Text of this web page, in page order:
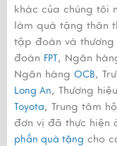
khác của chúng tôi
làm quà tặng thân
tập đoàn và thương
đoàn FPT, Ngân
Ngân hàng OCB,
Long An, Thương
Toyota, Trung tâm
đơn vị đã thực hiện
phần quà tặng cho